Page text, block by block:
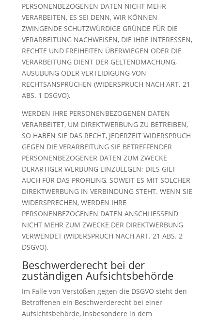
PERSONENBEZOGENEN DATEN NICHT MEHR
VERARBEITEN, ES SEI DENN, WIR KÖNNEN
ZWINGENDE SCHUTZWÜRDIGE GRÜNDE FÜR DIE
VERARBEITUNG NACHWEISEN, DIE IHRE INTERESSEN,
RECHTE UND FREIHEITEN ÜBERWIEGEN ODER DIE
VERARBEITUNG DIENT DER GELTENDMACHUNG,
AUSÜBUNG ODER VERTEIDIGUNG VON
RECHTSANSPRÜCHEN (WIDERSPRUCH NACH ART. 21
ABS. 1 DSGVO).
WERDEN IHRE PERSONENBEZOGENEN DATEN
VERARBEITET, UM DIREKTWERBUNG ZU BETREIBEN,
SO HABEN SIE DAS RECHT, JEDERZEIT WIDERSPRUCH
GEGEN DIE VERARBEITUNG SIE BETREFFENDER
PERSONENBEZOGENER DATEN ZUM ZWECKE
DERARTIGER WERBUNG EINZULEGEN; DIES GILT
AUCH FÜR DAS PROFILING, SOWEIT ES MIT SOLCHER
DIREKTWERBUNG IN VERBINDUNG STEHT. WENN SIE
WIDERSPRECHEN, WERDEN IHRE
PERSONENBEZOGENEN DATEN ANSCHLIESSEND
NICHT MEHR ZUM ZWECKE DER DIREKTWERBUNG
VERWENDET (WIDERSPRUCH NACH ART. 21 ABS. 2
DSGVO).
Beschwerde­recht bei der
zuständigen Aufsichts­behörde
Im Falle von Verstößen gegen die DSGVO steht den
Betroffenen ein Beschwerderecht bei einer
Aufsichtsbehörde, insbesondere in dem